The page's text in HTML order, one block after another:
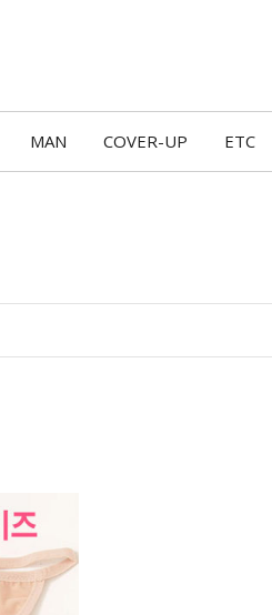
MAN COVER-UP ETC